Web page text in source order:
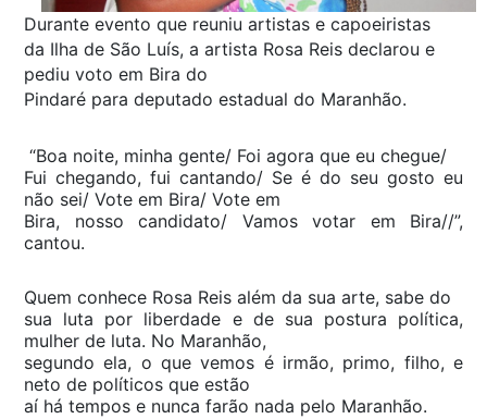
Durante evento que reuniu artistas e capoeiristas
da Ilha de São Luís, a artista Rosa Reis declarou e
pediu voto em Bira do
Pindaré para deputado estadual do Maranhão.
“Boa noite, minha gente/ Foi agora que eu chegue/
Fui chegando, fui cantando/ Se é do seu gosto eu
não sei/ Vote em Bira/ Vote em
Bira, nosso candidato/ Vamos votar em Bira//”,
cantou.
Quem conhece Rosa Reis além da sua arte, sabe do
sua luta por liberdade e de sua postura política,
mulher de luta. No Maranhão,
segundo ela, o que vemos é irmão, primo, filho, e
neto de políticos que estão
aí há tempos e nunca farão nada pelo Maranhão.